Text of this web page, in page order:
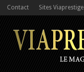
Contact Sites Viaprestige